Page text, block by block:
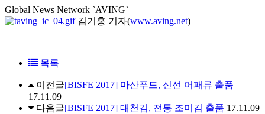
Global News Network `AVING`
김기홍 기자(www.aving.net)
목록
이전글[BISFE 2017] 마산푸드, 신선 어패류 출품
17.11.09
다음글[BISFE 2017] 대천김, 전통 조미김 출품 17.11.09